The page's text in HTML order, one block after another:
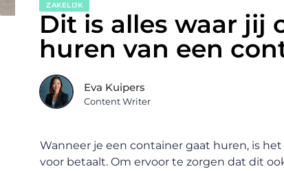
ZAKELIJK
Dit is alles waar jij
huren van een
Eva Kuipers
Content Writer
Wanneer je een container gaat huren, is
voor betaalt. Om ervoor te zorgen dat dit